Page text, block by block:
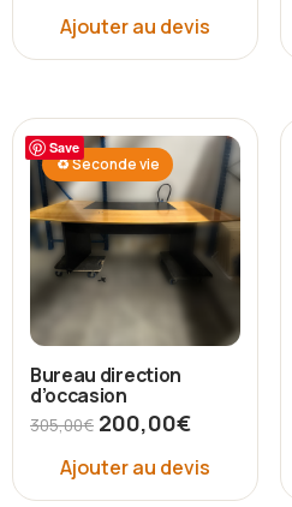
Ajouter au devis
Save
♻ Seconde vie
Bureau direction
d’occasion
305,00€ 200,00€
Ajouter au devis